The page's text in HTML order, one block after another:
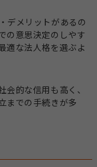
デメリットがあるの
の意思決定のしやす
適な法人格を選ぶよ
的な信用も高く、
までの手続きが多